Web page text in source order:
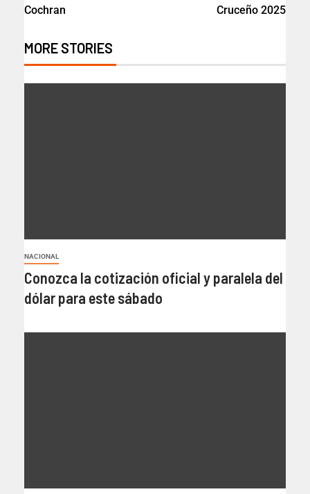
Cochran
Cruceño 2025
MORE STORIES
NACIONAL
Conozca la cotización oficial y paralela del
dólar para este sábado